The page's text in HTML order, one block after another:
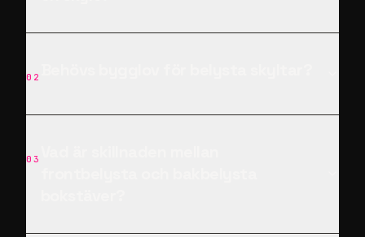
02
03